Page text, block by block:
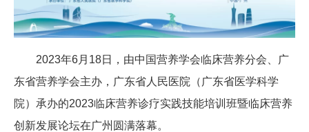
2023年6月18日，由中国营养学会临床营养分会、广
东省营养学会主办，广东省人民医院（广东省医学科学
院）承办的2023临床营养诊疗实践技能培训班暨临床营养
创新发展论坛在广州圆满落幕。